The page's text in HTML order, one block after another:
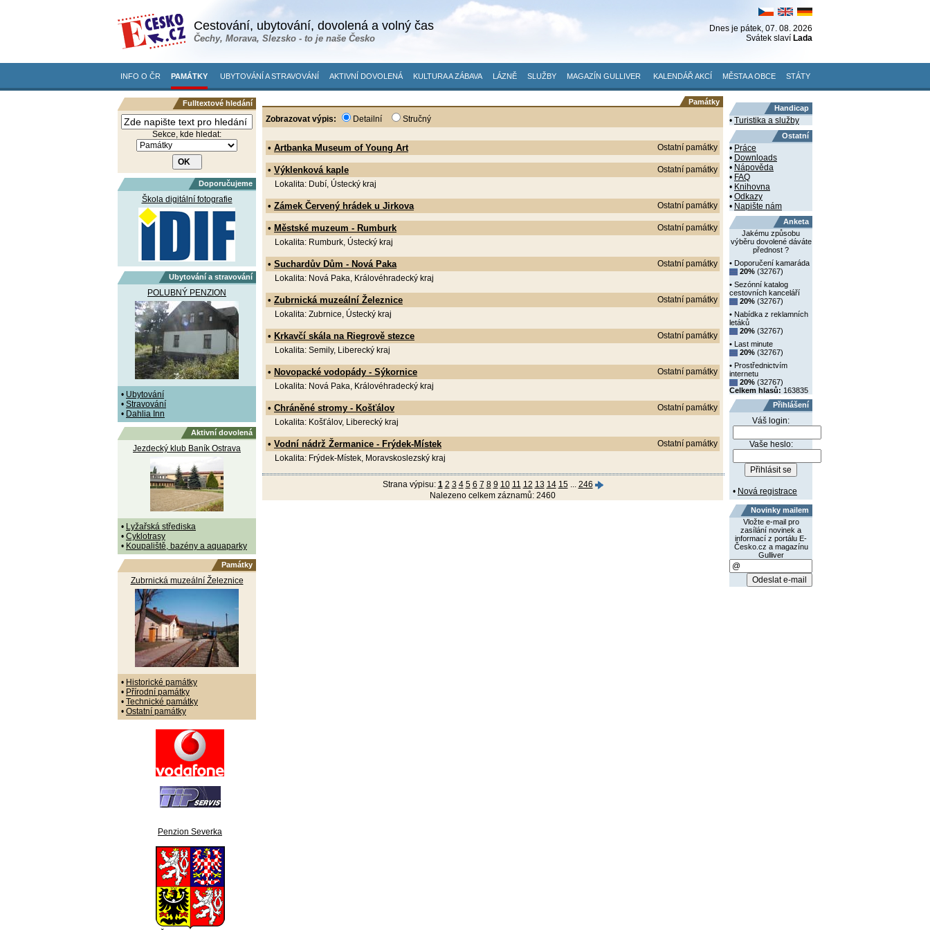
Cestování, ubytování, dovolená a volný čas
Čechy, Morava, Slezsko - to je naše Česko
Dnes je pátek, 07. 08. 2026
Svátek slaví Lada
INFO O ČR PAMÁTKY UBYTOVÁNÍ A STRAVOVÁNÍ AKTIVNÍ DOVOLENÁ KULTURA A ZÁBAVA LÁZNĚ SLUŽBY MAGAZÍN GULLIVER KALENDÁŘ AKCÍ MĚSTA A OBCE STÁTY
Fulltextové hledání
Sekce, kde hledat:
Doporučujeme
Škola digitální fotografie
Ubytování a stravování
POLUBNÝ PENZION
• Ubytování
• Stravování
• Dahlia Inn
Aktivní dovolená
Jezdecký klub Baník Ostrava
• Lyžařská střediska
• Cyklotrasy
• Koupaliště, bazény a aquaparky
Památky
Zubrnická muzeální Železnice
• Historické památky
• Přírodní památky
• Technické památky
• Ostatní památky
Penzion Severka
Památky
Zobrazovat výpis: Detailní Stručný
• Artbanka Museum of Young Art Ostatní památky
• Výklenková kaple
Ostatní památky
Lokalita: Dubí, Ústecký kraj
• Zámek Červený hrádek u Jirkova Ostatní památky
• Městské muzeum - Rumburk
Ostatní památky
Lokalita: Rumburk, Ústecký kraj
• Suchardův Dům - Nová Paka
Ostatní památky
Lokalita: Nová Paka, Královéhradecký kraj
• Zubrnická muzeální Železnice
Ostatní památky
Lokalita: Zubrnice, Ústecký kraj
• Krkavčí skála na Riegrově stezce
Ostatní památky
Lokalita: Semily, Liberecký kraj
• Novopacké vodopády - Sýkornice
Ostatní památky
Lokalita: Nová Paka, Královéhradecký kraj
• Chráněné stromy - Košťálov
Ostatní památky
Lokalita: Košťálov, Liberecký kraj
• Vodní nádrž Žermanice - Frýdek-Místek
Ostatní památky
Lokalita: Frýdek-Místek, Moravskoslezský kraj
Strana výpisu: 1 2 3 4 5 6 7 8 9 10 11 12 13 14 15... 246
Nalezeno celkem záznamů: 2460
Handicap
• Turistika a služby
Ostatní
• Práce
• Downloads
• Nápověda
• FAQ
• Knihovna
• Odkazy
• Napište nám
Anketa
Jakému způsobu
výběru dovolené dáváte
přednost ?
• Doporučení kamaráda
20% (32767)
• Sezónní katalog
cestovních kanceláří
20% (32767)
• Nabídka z reklamních
letáků
20% (32767)
• Last minute
20% (32767)
• Prostřednictvím
internetu
20% (32767)
Celkem hlasů: 163835
Přihlášení
Váš login:
Vaše heslo:
• Nová registrace
Novinky mailem
Vložte e-mail pro
zasílání novinek a
informací z portálu E-
Česko.cz a magazínu
Gulliver